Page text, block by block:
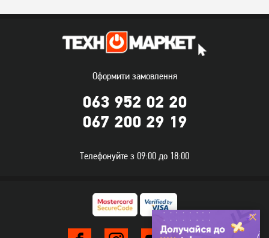
Оформити замовлення
063 952 02 20
067 200 29 19
Телефонуйте з 09:00 до 18:00